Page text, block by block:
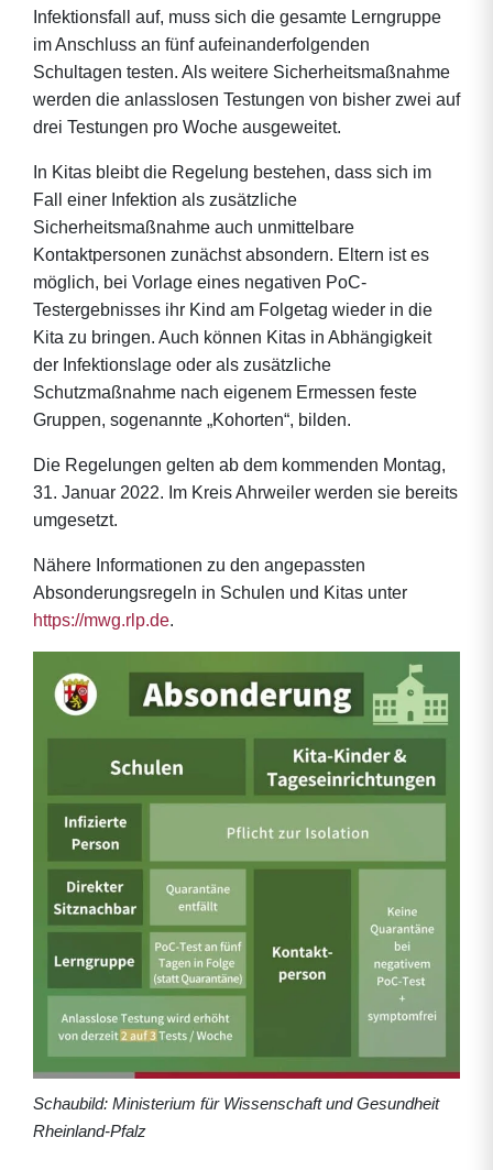
Infektionsfall auf, muss sich die gesamte Lerngruppe
im Anschluss an fünf aufeinanderfolgenden
Schultagen testen. Als weitere Sicherheitsmaßnahme
werden die anlasslosen Testungen von bisher zwei auf
drei Testungen pro Woche ausgeweitet.
In Kitas bleibt die Regelung bestehen, dass sich im
Fall einer Infektion als zusätzliche
Sicherheitsmaßnahme auch unmittelbare
Kontaktpersonen zunächst absondern. Eltern ist es
möglich, bei Vorlage eines negativen PoC-
Testergebnisses ihr Kind am Folgetag wieder in die
Kita zu bringen. Auch können Kitas in Abhängigkeit
der Infektionslage oder als zusätzliche
Schutzmaßnahme nach eigenem Ermessen feste
Gruppen, sogenannte „Kohorten“, bilden.
Die Regelungen gelten ab dem kommenden Montag,
31. Januar 2022. Im Kreis Ahrweiler werden sie bereits
umgesetzt.
Nähere Informationen zu den angepassten
Absonderungsregeln in Schulen und Kitas unter
https://mwg.rlp.de.
Schaubild: Ministerium für Wissenschaft und Gesundheit
Rheinland-Pfalz